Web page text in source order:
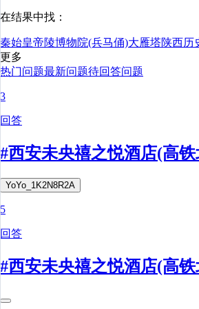
在结果中找：
秦始皇帝陵博物院(兵马俑)大雁塔陕西历
更多
热门问题最新问题待回答问题
3
回答
#西安未央禧之悦酒店(高
YoYo_1K2N8R2A
5
回答
#西安未央禧之悦酒店(高